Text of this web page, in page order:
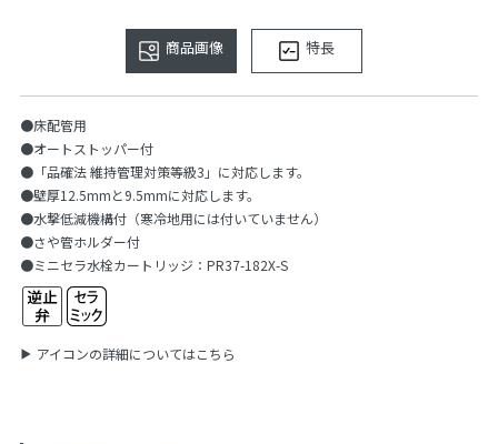
商品画像 特長
●床配管用
●オートストッパー付
●「品確法 維持管理対策等級3」に対応します。
●壁厚12.5mmと9.5mmに対応します。
●水撃低減機構付（寒冷地用には付いていません）
●さや管ホルダー付
●ミニセラ水栓カートリッジ：PR37-182X-S
アイコンの詳細についてはこちら